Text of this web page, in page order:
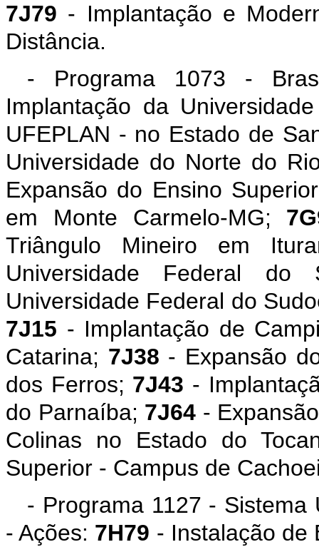
7J79 - Implantação e
Distância.
- Programa 1073 -
Implantação da
UFEPLAN - no Estado de
Universidade do Norte do
Expansão do Ensino
em Monte Carmelo-MG;
Triângulo Mineiro em
Universidade Federal
Universidade Federal do
7J15 - Implantação de
Catarina; 7J38 - Expansão
dos Ferros; 7J43 -
do Parnaíba; 7J64 -
Colinas no Estado do
Superior - Campus de
- Programa 1127 - Sistema
- Ações: 7H79 - Instalação de